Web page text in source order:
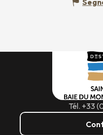
Tél. +33